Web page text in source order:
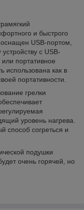
и быстрого
USB-портом,
с USB-
портативное
использована как в
портативности.
грелки
уровень нагрева.
способ согреться и
подушки
очень горячей, но